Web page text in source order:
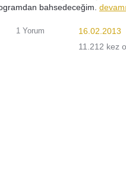
bahsedeceğim.
1 Yorum
16.02.2013
11.212 kez